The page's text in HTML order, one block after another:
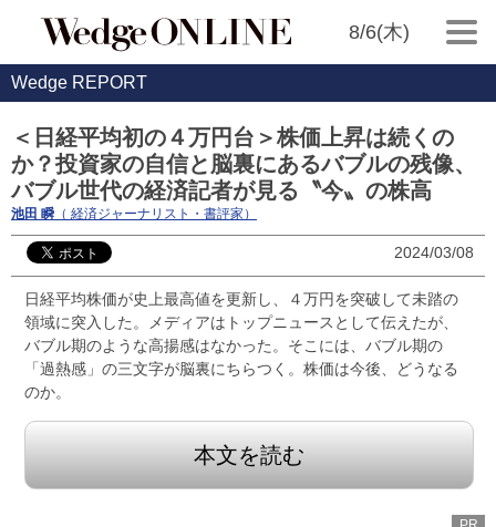
8/6(木)
Wedge REPORT
＜日経平均初の４万円台＞株価上昇は続くの
か？投資家の自信と脳裏にあるバブルの残像、
バブル世代の経済記者が見る〝今〟の株高
池田 瞬 （ 経済ジャーナリスト・書評家）
2024/03/08
日経平均株価が史上最高値を更新し、４万円を突破して未踏の
領域に突入した。メディアはトップニュースとして伝えたが、
バブル期のような高揚感はなかった。そこには、バブル期の
「過熱感」の三文字が脳裏にちらつく。株価は今後、どうなる
のか。
本文を読む